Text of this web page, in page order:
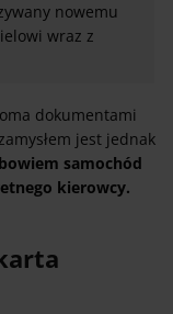
nowemu
wraz z
dokumentami
jest jednak
samochód
kierowcy.